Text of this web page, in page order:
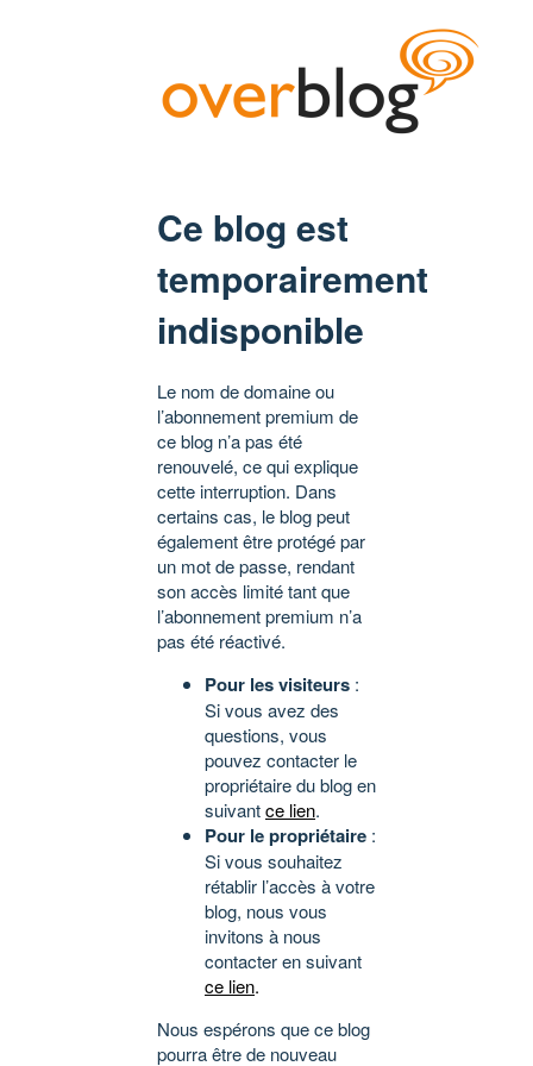
Ce blog est
temporairement
indisponible
Le nom de domaine ou
l’abonnement premium de
ce blog n’a pas été
renouvelé, ce qui explique
cette interruption. Dans
certains cas, le blog peut
également être protégé par
un mot de passe, rendant
son accès limité tant que
l’abonnement premium n’a
pas été réactivé.
Pour les visiteurs :
Si vous avez des
questions, vous
pouvez contacter le
propriétaire du blog en
suivantce lien.
Pour le propriétaire :
Si vous souhaitez
rétablir l’accès à votre
blog, nous vous
invitons à nous
contacter en suivant
ce lien.
Nous espérons que ce blog
pourra être de nouveau